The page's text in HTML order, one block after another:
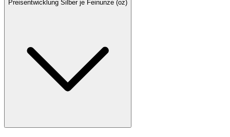
Preisentwicklung Silber je Feinunze (oz)